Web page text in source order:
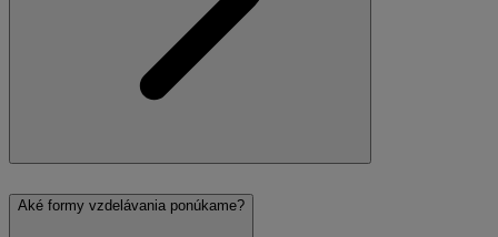
Aké formy vzdelávania ponúkame?